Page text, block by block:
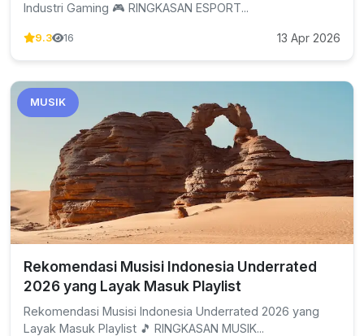
Industri Gaming 🎮 RINGKASAN ESPORT...
9.3 16 13 Apr 2026
MUSIK
Rekomendasi Musisi Indonesia Underrated
2026 yang Layak Masuk Playlist
Rekomendasi Musisi Indonesia Underrated 2026 yang
Layak Masuk Playlist 🎵 RINGKASAN MUSIK...